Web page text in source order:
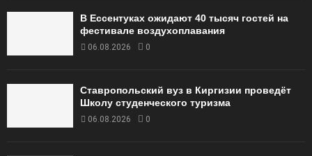
В Ессентуках ожидают 40 тысяч гостей на
фестивале воздухоплавания
06.08.2026 0
Ставропольский вуз в Киргизии проведёт
Школу студенческого туризма
06.08.2026 0